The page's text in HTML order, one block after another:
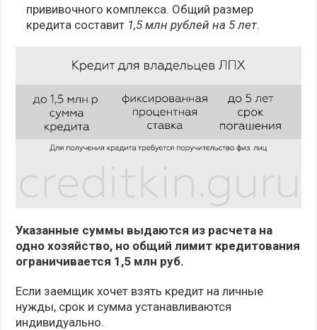
прививочного комплекса. Общий размер
кредита составит 1,5 млн рублей на 5 лет.
Указанные суммы выдаются из расчета на
одно хозяйство, но общий лимит кредитования
ограничивается 1,5 млн руб.
Если заемщик хочет взять кредит на личные
нужды, срок и сумма устанавливаются
индивидуально.